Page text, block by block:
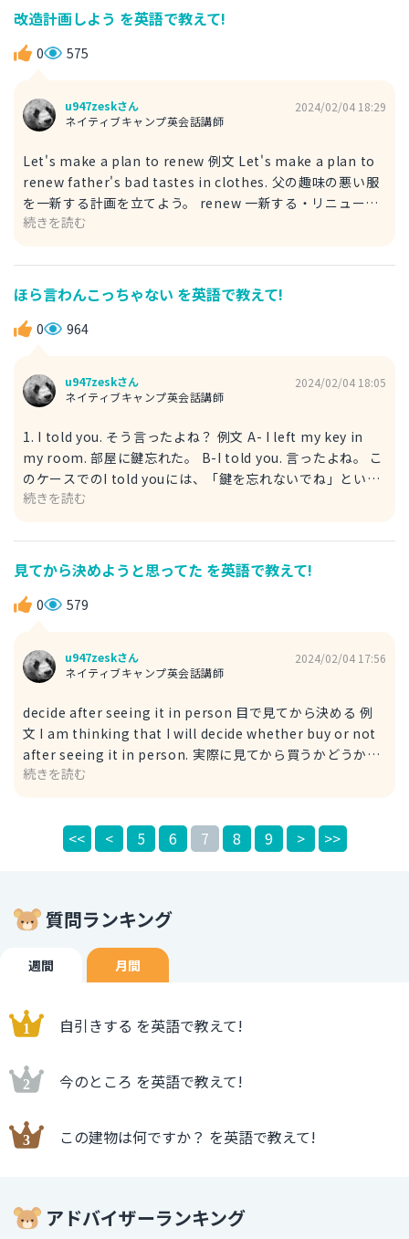
my god, you can sell that as business products. すご
い、これビジネス商品として売れるよ。 友人との間などの
カジュアルな環境でしか使いませんが、you can make
現もあります。
改造計画しよう を英語で教えて!
0 575
u947zeskさん
ネイティブキャンプ英会話講師
2024/02/04 18:29
Let's make a plan to renew 例文 Let's make a plan to
renew father's bad tastes in clothes. 父の趣味の悪い服
を一新する計画を立てよう。 renew 一新する・リニューア
ルする bad taste 悪い趣味 renewはchangeとすることも
みで良いです。 "the"を付けて「その父親」とすると、複数
の父親がいることになりますから注意が必要です。 特に、
口語であれば他の人に「自分の父」と話すとき以外
は"father""dad"という表現しかしないです。
続きを読む
ほら言わんこっちゃない を英語で教えて!
0 964
u947zeskさん
ネイティブキャンプ英会話講師
2024/02/04 18:05
1. I told you. そう言ったよね？ 例文 A- I left my key in
my room. 部屋に鍵忘れた。 B-I told you. 言ったよね。 こ
のケースでのI told youには、「鍵を忘れないでね」という
会話が以前にあり、それについて「もうすでに言ったよね」
was saying. それが私が言ったことだよ。 A- I was late to
go to a date with girlfriend. 彼女とのデートに遅れた。
B- That's what I was saying. 言っただろ。 That's what
I was sayingは「それを言ってたんだよ」というニュアンス
続きを読む
見てから決めようと思ってた を英語で教えて!
0 579
u947zeskさん
ネイティブキャンプ英会話講師
2024/02/04 17:56
decide after seeing it in person 目で見てから決める 例
文 I am thinking that I will decide whether buy or not
after seeing it in person. 実際に見てから買うかどうか決
めようと思っている。 whether ～ or かどうか in person
見る」「この目で確認する」というニュアンスを含めて使う
続きを読む
<< < 5 6 7 8 9 > >>
質問ランキング
週間 月間
自引きする を英語で教えて!
今のところ を英語で教えて!
この建物は何ですか？ を英語で教えて!
アドバイザーランキング